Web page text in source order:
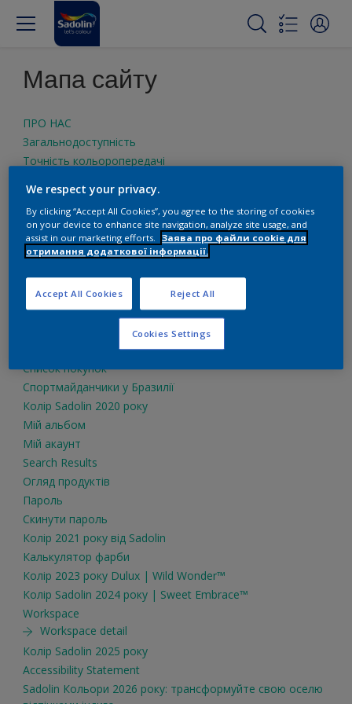
Мапа сайту
ПРО НАС
Загальнодоступність
Точність кольоропередачі
Політика використання Cookie-файлів
Let's Colour
Правові положення
Політика конфіденційності
Пробники кольорів Sadolin
Let's Colour Проект «Об'єднуючі стіни» в Роттердамі
Ambiance
Колір року Sadolin 2019
Список покупок
Спортмайданчики у Бразилії
Колір Sadolin 2020 року
Мiй альбом
Мій акаунт
Search Results
Огляд продуктiв
Пароль
Скинути пароль
Колір 2021 року від Sadolin
Калькулятор фарби
Колір 2023 року Dulux | Wild Wonder™
Колір Sadolin 2024 року | Sweet Embrace™
Workspace
Workspace detail
Колір Sadolin 2025 року
Accessibility Statement
Sadolin Кольори 2026 року: трансформуйте свою оселю
We respect your privacy.
By clicking “Accept All Cookies”, you agree to the storing of cookies
on your device to enhance site navigation, analyze site usage, and
assist in our marketing efforts.
Заява про файли cookie для
отримання додаткової інформації.
Reject All
Accept All Cookies
Cookies Settings